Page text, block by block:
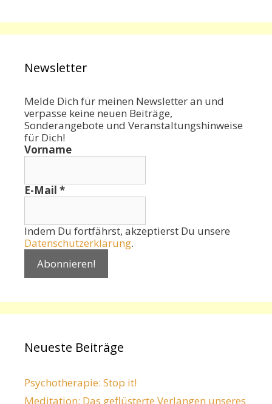
Newsletter
Melde Dich für meinen Newsletter an und
verpasse keine neuen Beiträge,
Sonderangebote und Veranstaltungshinweise
für Dich!
Vorname
E-Mail *
Indem Du fortfährst, akzeptierst Du unsere
Datenschutzerklärung.
Neueste Beiträge
Psychotherapie: Stop it!
Meditation: Das geflüsterte Verlangen unseres